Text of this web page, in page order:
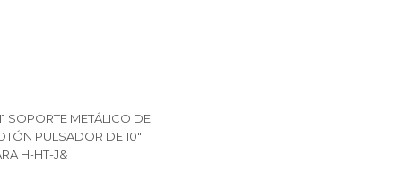
SOPORTE METÁLICO DE
PULSADOR DE 10"
H-HT-J&